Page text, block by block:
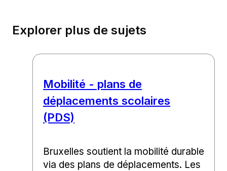
Explorer plus de sujets
Mobilité - plans de
déplacements scolaires
(PDS)
Bruxelles soutient la mobilité durable
via des plans de déplacements. Les